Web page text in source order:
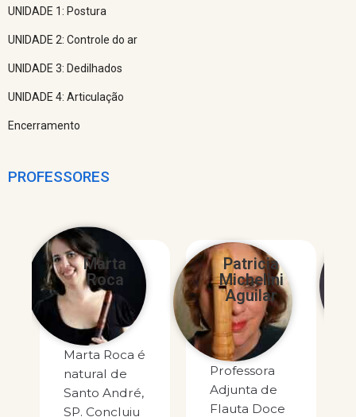
UNIDADE 1: Postura
UNIDADE 2: Controle do ar
UNIDADE 3: Dedilhados
UNIDADE 4: Articulação
Encerramento
PROFESSORES
Marta
Roca
Marta Roca é
natural de
Santo André,
SP. Concluiu
Patricia
Michelini
Aguilar
Professora
Adjunta de
Flauta Doce